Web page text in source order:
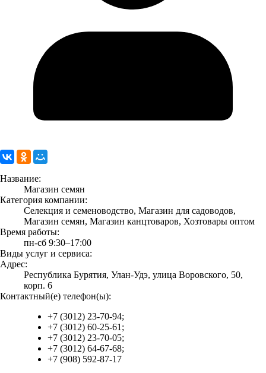
Название:
Магазин семян
Категория компании:
Селекция и семеноводство, Магазин для садоводов,
Магазин семян, Магазин канцтоваров, Хозтовары оптом
Время работы:
пн-сб 9:30–17:00
Виды услуг и сервиса:
Адрес:
Республика Бурятия, Улан-Удэ, улица Воровского, 50,
корп. 6
Контактный(е) телефон(ы):
+7 (3012) 23-70-94;
+7 (3012) 60-25-61;
+7 (3012) 23-70-05;
+7 (3012) 64-67-68;
+7 (908) 592-87-17